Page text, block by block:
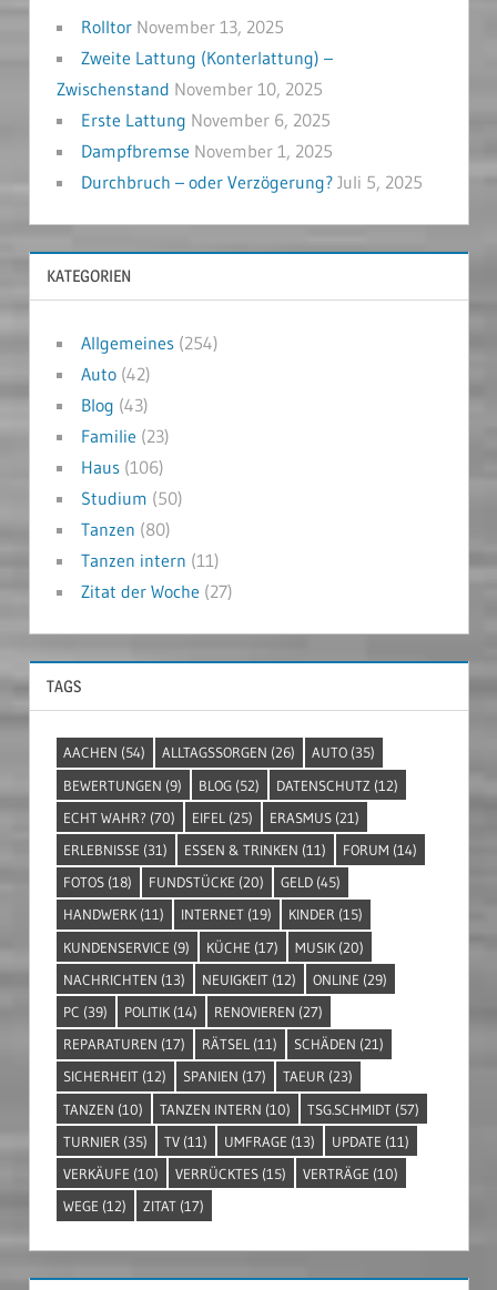
Rolltor November 13, 2025
Zweite Lattung (Konterlattung) –
Zwischenstand November 10, 2025
Erste Lattung November 6, 2025
Dampfbremse November 1, 2025
Durchbruch – oder Verzögerung? Juli 5, 2025
KATEGORIEN
Allgemeines(254)
Auto(42)
Blog (43)
Familie (23)
Haus(106)
Studium (50)
Tanzen (80)
Tanzen intern (11)
Zitat der Woche (27)
TAGS
AACHEN (54) ALLTAGSSORGEN (26) AUTO (35)
BEWERTUNGEN (9) BLOG (52) DATENSCHUTZ (12)
ECHT WAHR? (70) EIFEL (25) ERASMUS (21)
ERLEBNISSE (31) ESSEN & TRINKEN (11) FORUM (14)
FOTOS (18) FUNDSTÜCKE (20) GELD (45)
HANDWERK (11) INTERNET (19) KINDER (15)
KUNDENSERVICE (9) KÜCHE (17) MUSIK (20)
NACHRICHTEN (13) NEUIGKEIT (12) ONLINE (29)
PC (39) POLITIK (14) RENOVIEREN (27)
REPARATUREN (17) RÄTSEL (11) SCHÄDEN (21)
SICHERHEIT (12) SPANIEN (17) TAEUR (23)
TANZEN (10) TANZEN INTERN (10) TSG.SCHMIDT (57)
TURNIER (35) TV (11) UMFRAGE (13) UPDATE (11)
VERKÄUFE (10) VERRÜCKTES (15) VERTRÄGE (10)
WEGE (12) ZITAT (17)